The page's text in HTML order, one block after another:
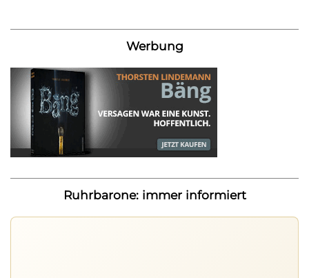
Werbung
Ruhrbarone: immer informiert